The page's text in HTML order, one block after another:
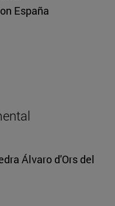
España
Álvaro d'Ors del